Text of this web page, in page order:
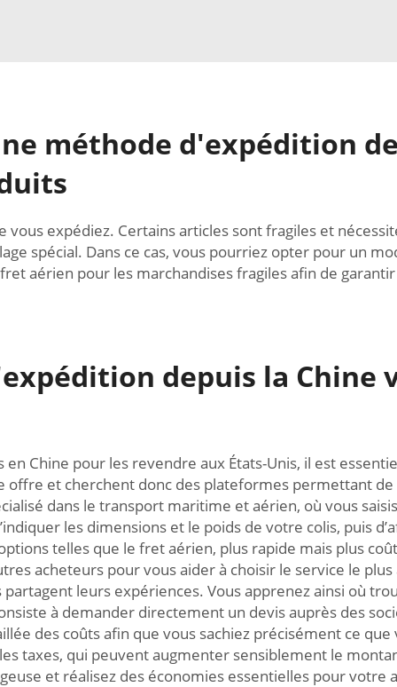
méthode d'expédition
expédiez. Certains articles sont fragiles et
spécial. Dans ce cas, vous pourriez opter pour un
aérien pour les marchandises fragiles afin de
depuis la Chine
Chine pour les revendre aux États-Unis, il est
et cherchent donc des plateformes permettant
dans le transport maritime et aérien, où vous
les dimensions et le poids de votre colis, puis
telles que le fret aérien, plus rapide mais plus
acheteurs pour vous aider à choisir le service le
leurs expériences. Vous apprenez ainsi où
à demander directement un devis auprès des
des coûts afin que vous sachiez précisément ce
taxes, qui peuvent augmenter sensiblement le
et réalisez des économies essentielles pour votre